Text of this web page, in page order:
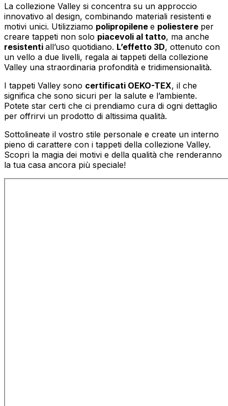
La collezione Valley si concentra su un approccio
innovativo al design, combinando materiali resistenti e
motivi unici. Utilizziamo polipropilene e poliestere per
creare tappeti non solo piacevoli al tatto, ma anche
resistenti all’uso quotidiano. L’effetto 3D, ottenuto con
un vello a due livelli, regala ai tappeti della collezione
Valley una straordinaria profondità e tridimensionalità.
I tappeti Valley sono certificati OEKO-TEX, il che
significa che sono sicuri per la salute e l’ambiente.
Potete star certi che ci prendiamo cura di ogni dettaglio
per offrirvi un prodotto di altissima qualità.
Sottolineate il vostro stile personale e create un interno
pieno di carattere con i tappeti della collezione Valley.
Scopri la magia dei motivi e della qualità che renderanno
la tua casa ancora più speciale!